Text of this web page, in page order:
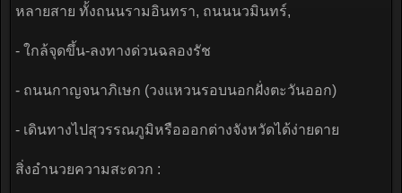
หลายสาย ทั้งถนนรามอินทรา, ถนนนวมินทร์,
- ใกล้จุดขึ้น-ลงทางด่วนฉลองรัช
- ถนนกาญจนาภิเษก (วงแหวนรอบนอกฝั่งตะวันออก)
- เดินทางไปสุวรรณภูมิหรือออกต่างจังหวัดได้ง่ายดาย
สิ่งอำนวยความสะดวก :